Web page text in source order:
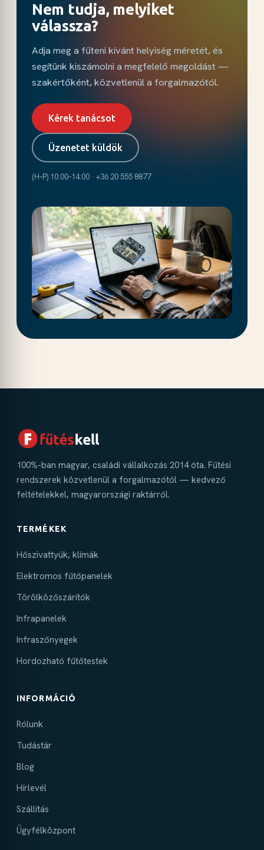
Nem tudja, melyiket
válassza?
Adja meg a fűteni kívánt helyiség méretét, és
segítünk kiszámolni a megfelelő megoldást —
szakértőként, közvetlenül a forgalmazótól.
Kérek tanácsot
Üzenetet küldök
(H–P) 10:00–14:00 · +36 20 555 8877
100%-ban magyar, családi vállalkozás 2014 óta. Fűtési
rendszerek közvetlenül a forgalmazótól — kedvező
feltételekkel, magyarországi raktárról.
TERMÉKEK
Hőszivattyúk, klímák
Elektromos fűtőpanelek
Törölközőszárítók
Infrapanelek
Infraszőnyegek
Hordozható fűtőtestek
INFORMÁCIÓ
Rólunk
Tudástár
Blog
Hírlevél
Szállítás
Ügyfélközpont